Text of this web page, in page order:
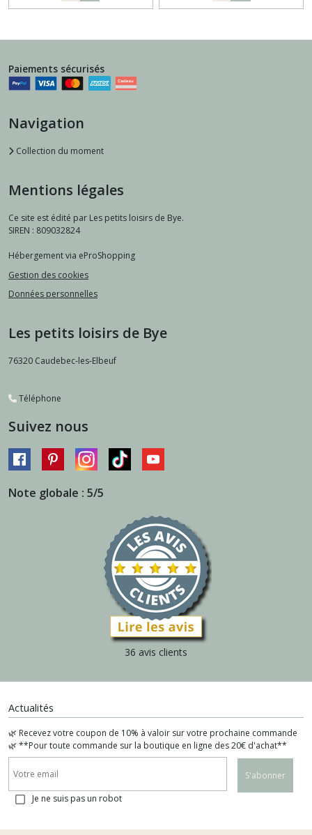
Paiements sécurisés
Navigation
Collection du moment
Mentions légales
Ce site est édité par Les petits loisirs de Bye.
SIREN : 809032824
Hébergement via eProShopping
Gestion des cookies
Données personnelles
Les petits loisirs de Bye
76320 Caudebec-les-Elbeuf
Téléphone
Suivez nous
Note globale : 5/5
36 avis clients
Actualités
🌿 Recevez votre coupon de 10% à valoir sur votre prochaine commande
🌿 **Pour toute commande sur la boutique en ligne des 20€ d'achat**
S'abonner
Je ne suis pas un robot